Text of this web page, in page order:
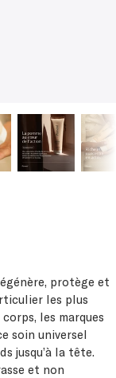
protège et
les plus
les marques
soin universel
jusqu’à la tête.
et non